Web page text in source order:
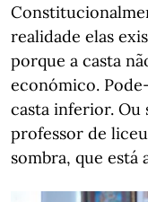
realidade elas
porque a casta
económico.
casta inferior. Ou
professor de
sombra, que está